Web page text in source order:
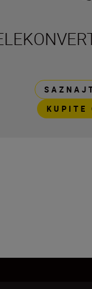
KUPITE